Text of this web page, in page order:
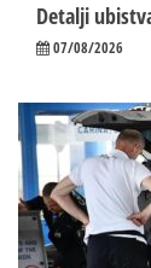
Detalji
07/08/2026